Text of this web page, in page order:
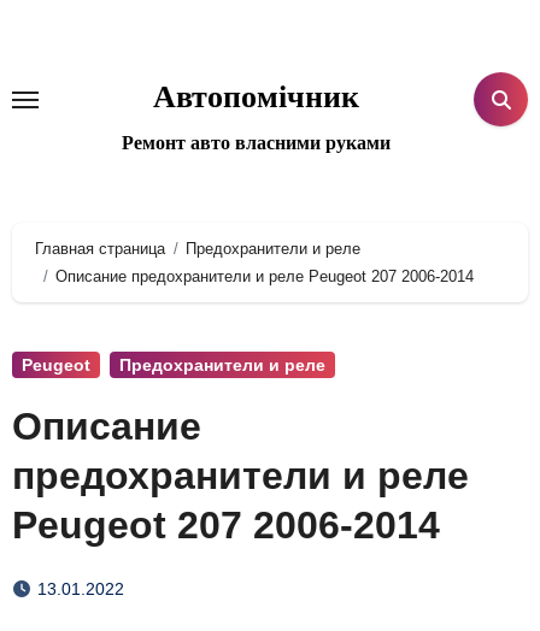
Автопомічник
Ремонт авто власними руками
Главная страница
Предохранители и реле
Описание предохранители и реле Peugeot 207 2006-2014
Peugeot Предохранители и реле
Описание
предохранители и реле
Peugeot 207 2006-2014
13.01.2022